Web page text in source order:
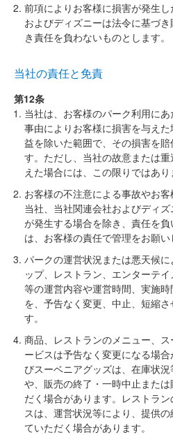
前項によりお客様に損害が発生
およびディズニーは法令に基づ
き責任を負わないものとします。
当社の責任と免責
第12条
当社は、お客様のパーク利用に
事由によりお客様に損害を与え
益を除いた範囲で、その損害を
す。ただし、当社の故意または
えた場合には、この限りではあり
お客様の不注意による事故やお客
当社、当社関連会社およびディ
が発生する場合を除き、責任を
は、お客様の責任で管理をお願い
パークの運営状況または悪天候
ップ、レストラン、エンターテ
等の運営内容や運営時間、実施
を、予告なく変更、中止、短縮
す。
商品、レストランのメニュー、
ービスは予告なく変更になる場
びスーベニアグッズは、在庫状
や、販売の終了・一時中止また
だく場合があります。レストラ
スは、運営状況等により、提供
ていただく場合があります。